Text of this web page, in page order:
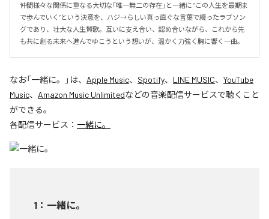
仲間――様々な関係に重なる大切な「唯一無二の存在」と一緒に “この人生を最期ま
で歩んでいく”という決意を、ハジ→らしい真っ直ぐな言葉で綴ったラブソン
グであり、壮大な人生賛歌。互いに支え合い、認め合いながら、これから先
も共に創る未来へ進んでゆこうという想いが、温かく力強く胸に響く一曲。
なお「一緒に。 」は、 Apple Music、 Spotify、 LINE MUSIC、 YouTube
Music、 Amazon Music Unlimitedなどの音楽配信サービスで聴くこと
ができる。
各配信サービス： 一緒に。
1 ： 一緒に。